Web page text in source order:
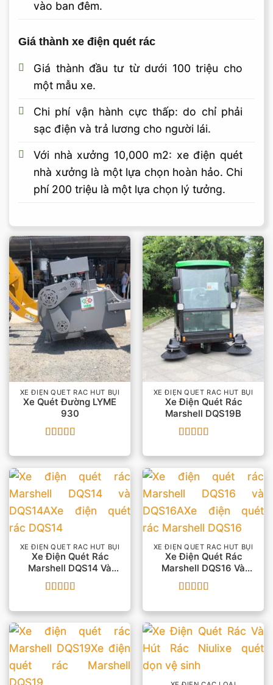
vào ban đêm.
Giá thành xe điện quét rác
Giá thành đầu tư từ dưới 100 triệu cho
một mẫu xe.
Chi phí vận hành cực thấp: do chỉ phải
sạc điện và trả lương cho người lái.
Với nhà xưởng 10,000 m2: xe điện quét
nhà xưởng là một lựa chọn hoàn hảo. Chi
phí 200 triệu là một lựa chọn lý tưởng.
XE ĐIỆN QUÉT RÁC HÚT BỤI
Xe Quét Đường LYME
930
hạng55 sao
XE ĐIỆN QUÉT RÁC HÚT BỤI
Xe Điện Quét Rác
Marshell DQS19B
hạng55 sao
XE ĐIỆN QUÉT RÁC HÚT BỤI
Xe Điện Quét Rác
Marshell DQS14 Và
DQS14A
hạng55 sao
XE ĐIỆN QUÉT RÁC HÚT BỤI
Xe Điện Quét Rác
Marshell DQS16 Và
DQS16A
hạng55 sao